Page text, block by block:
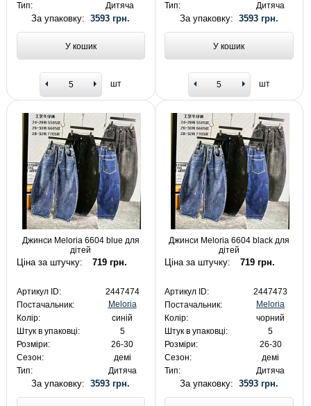
Тип:
Дитяча
За упаковку:3593 грн.
У кошик
шт
Тип:
Дитяча
За упаковку: 3593 грн.
У кошик
шт
Джинси Meloria 6604 blue для
дітей
Ціна за штучку: 719 грн.
Артикул ID:
2447474
Постачальник:
Meloria
Колір:
синій
Штук в упаковці:
5
Розміри:
26-30
Сезон:
демі
Тип:
Дитяча
За упаковку:3593 грн.
Джинси Meloria 6604 black для
дітей
Ціна за штучку: 719 грн.
Артикул ID:
2447473
Постачальник:
Meloria
Колір:
чорний
Штук в упаковці:
5
Розміри:
26-30
Сезон:
демі
Тип:
Дитяча
За упаковку: 3593 грн.